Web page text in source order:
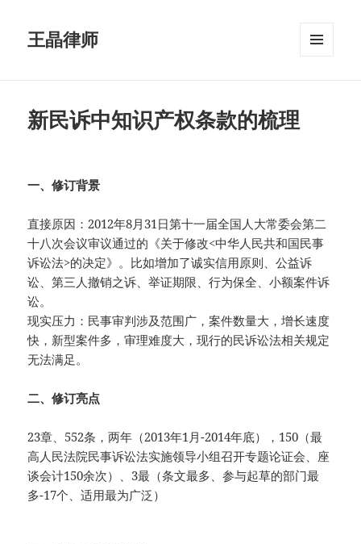
王晶律师
新民诉中知识产权条款的梳理
一、修订背景
直接原因：2012年8月31日第十一届全国人大常委会第二
十八次会议审议通过的《关于修改<中华人民共和国民事
诉讼法>的决定》。比如增加了诚实信用原则、公益诉
讼、第三人撤销之诉、举证期限、行为保全、小额案件诉
讼。
现实压力：民事审判涉及范围广，案件数量大，增长速度
快，新型案件多，审理难度大，现行的民诉讼法相关规定
无法满足。
二、修订亮点
23章、552条，两年（2013年1月-2014年底），150（最
高人民法院民事诉讼法实施领导小组召开专题论证会、座
谈会计150余次）、3最（条文最多、参与起草的部门最
多-17个、适用最为广泛）